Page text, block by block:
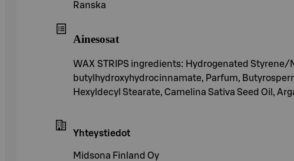
Ranska
Ainesosat
WAX STRIPS ingredients: Hydrogenated
butylhydroxyhydrocinnamate, Parfum,
Hexyldecyl Stearate, Camelina Sativa Seed Oil,
Yhteystiedot
Midsona Finland Oy